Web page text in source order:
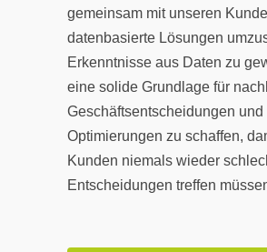
gemeinsam mit unseren
datenbasierte Lösungen
Erkenntnisse aus Daten zu
eine solide Grundlage für
Geschäftsentscheidungen und
Optimierungen zu schaffen,
Kunden niemals wieder
Entscheidungen treffen